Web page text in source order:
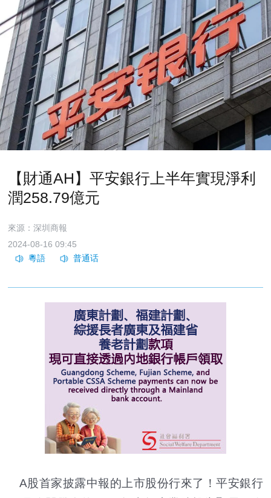
【財通AH】平安銀行上半年實現淨利
潤258.79億元
來源：深圳商報
2024-08-16 09:45
A股首家披露中報的上市股份行來了！平安銀行